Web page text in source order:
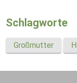
Schlagworte
Großmutter